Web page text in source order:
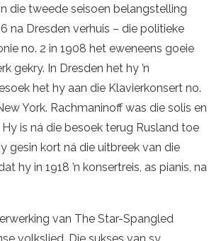
die tweede seisoen belangstelling
na Dresden verhuis – die politieke
no. 2 in 1908 het eweneens goeie
gekry. In Dresden het hy ’n
het hy aan die Klavierkonsert no.
York. Rachmaninoff was die solis en
is ná die besoek terug Rusland toe
gesin kort ná die uitbreek van die
hy in 1918 ’n konsertreis, as pianis, na
van The Star-Spangled